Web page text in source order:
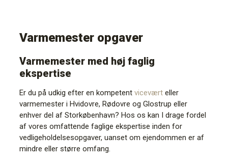
Varmemester opgaver
Varmemester med høj faglig
ekspertise
Er du på udkig efter en kompetent vicevært eller
varmemester i Hvidovre, Rødovre og Glostrup eller
enhver del af Storkøbenhavn? Hos os kan I drage fordel
af vores omfattende faglige ekspertise inden for
vedligeholdelsesopgaver, uanset om ejendommen er af
mindre eller større omfang.